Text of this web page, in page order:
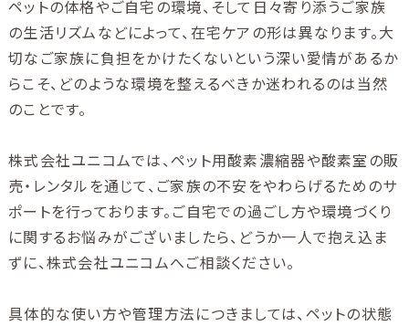
ペットの体格やご自宅の環境、そして日々寄り添うご家族
の生活リズムなどによって、在宅ケアの形は異なります。大
切なご家族に負担をかけたくないという深い愛情があるか
らこそ、どのような環境を整えるべきか迷われるのは当然
のことです。
株式会社ユニコムでは、ペット用酸素濃縮器や酸素室の販
売・レンタルを通じて、ご家族の不安をやわらげるためのサ
ポートを行っております。ご自宅での過ごし方や環境づくり
に関するお悩みがございましたら、どうか一人で抱え込ま
ずに、株式会社ユニコムへご相談ください。
具体的な使い方や管理方法につきましては、ペットの状態